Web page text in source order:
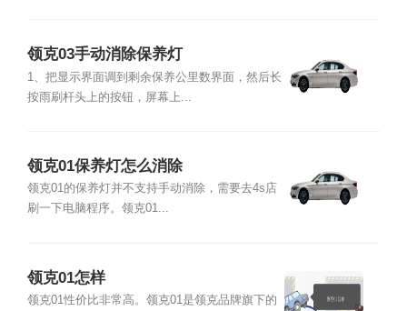
领克03手动消除保养灯
1、把显示界面调到剩余保养公里数界面，然后长
按雨刷杆头上的按钮，屏幕上...
领克01保养灯怎么消除
领克01的保养灯并不支持手动消除，需要去4s店
刷一下电脑程序。领克01...
领克01怎样
领克01性价比非常高。领克01是领克品牌旗下的